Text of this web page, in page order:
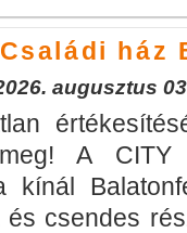
ház
augusztus
A CITY
kínál
és csendes